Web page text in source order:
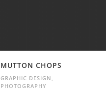
MUTTON CHOPS
GRAPHIC DESIGN
PHOTOGRAPHY